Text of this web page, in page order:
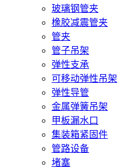
玻璃钢管夹
橡胶减震管夹
管夹
管子吊架
弹性支承
可移动弹性吊架
弹性导管
金属弹簧吊架
甲板漏水口
集装箱紧固件
管路设备
堵塞